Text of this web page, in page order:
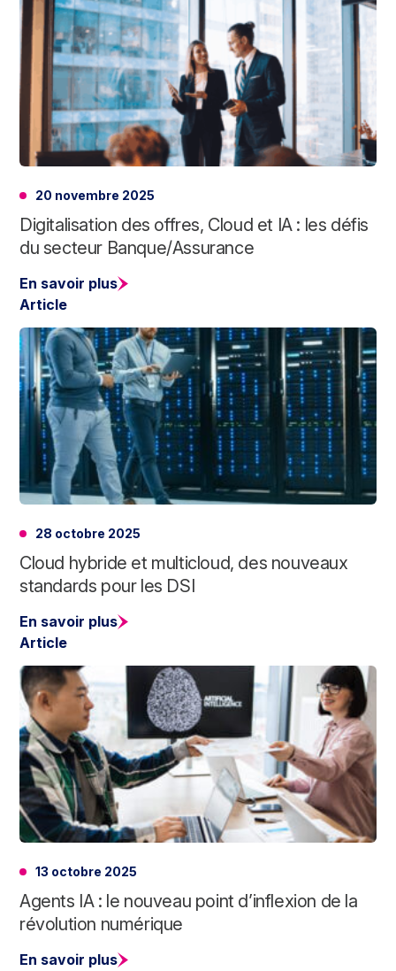
20 novembre 2025
Digitalisation des offres, Cloud et IA : les défis
du secteur Banque/Assurance
En savoir plus
Article
28 octobre 2025
Cloud hybride et multicloud, des nouveaux
standards pour les DSI
En savoir plus
Article
13 octobre 2025
Agents IA : le nouveau point d’inflexion de la
révolution numérique
En savoir plus